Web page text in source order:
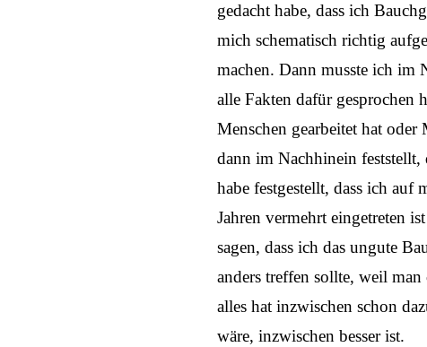
gedacht habe, dass ich
mich schematisch richtig
machen. Dann musste ich im
alle Fakten dafür gesprochen
Menschen gearbeitet hat oder
dann im Nachhinein feststellt,
habe festgestellt, dass ich auf
Jahren vermehrt eingetreten
sagen, dass ich das ungute
anders treffen sollte, weil
alles hat inzwischen schon
wäre, inzwischen besser ist.